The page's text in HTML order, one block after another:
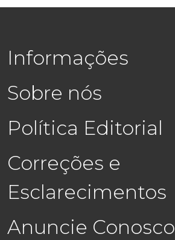
Informações
Sobre nós
Política Editorial
Correções e
Esclarecimentos
Anuncie Conosco